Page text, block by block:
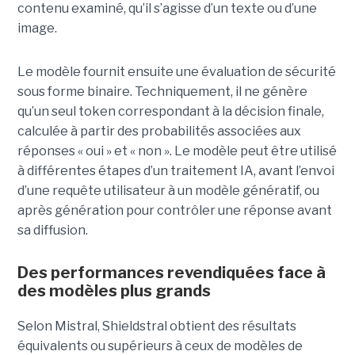
contenu examiné, qu’il s’agisse d’un texte ou d’une
image.
Le modèle fournit ensuite une évaluation de sécurité
sous forme binaire. Techniquement, il ne génère
qu’un seul token correspondant à la décision finale,
calculée à partir des probabilités associées aux
réponses « oui » et « non ». Le modèle peut être utilisé
à différentes étapes d’un traitement IA, avant l’envoi
d’une requête utilisateur à un modèle génératif, ou
après génération pour contrôler une réponse avant
sa diffusion.
Des performances revendiquées face à
des modèles plus grands
Selon Mistral, Shieldstral obtient des résultats
équivalents ou supérieurs à ceux de modèles de